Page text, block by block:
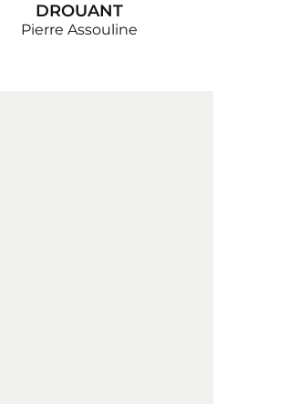
DROUANT
Pierre Assouline